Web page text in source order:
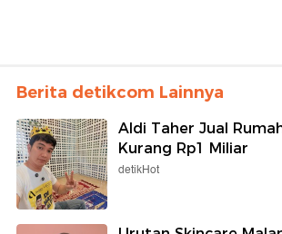
Berita detikcom Lainnya
Aldi Taher Jual
Kurang Rp1 Miliar
detikHot